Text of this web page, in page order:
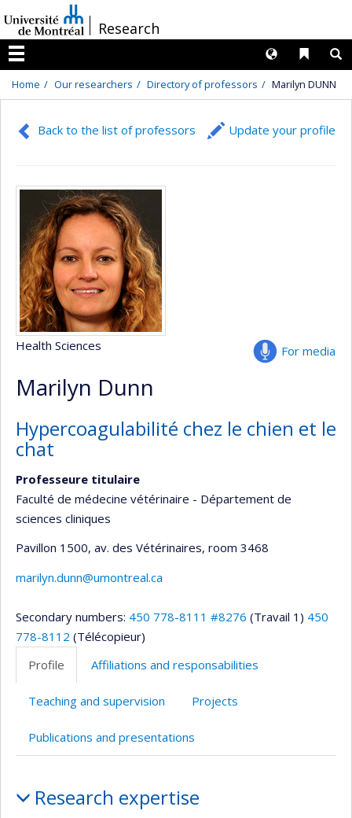
au
contenu
/Research
Menu
Liens
Langues
Home Our researchers Directory of professors Marilyn DUNN
Back to the list of professors Update your profile
For media
Health Sciences
Marilyn Dunn
Hypercoagulabilité chez le chien et le
chat
Professeure titulaire
Faculté de médecine vétérinaire - Département de
sciences cliniques
Pavillon 1500, av. des Vétérinaires, room 3468
marilyn.dunn@umontreal.ca
Secondary numbers: 450 778-8111 #8276 (Travail 1) 450
778-8112 (Télécopieur)
Profile
Affiliations and responsabilities
Teaching and supervision Projects
Publications and presentations
Research expertise